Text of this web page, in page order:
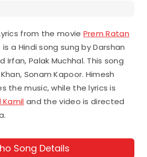
from the movie Prem Ratan
is a Hindi song sung by Darshan
Irfan, Palak Muchhal. This song
Sonam Kapoor. Himesh
the music, while the lyrics is
Kamil and the video is directed
Song Details